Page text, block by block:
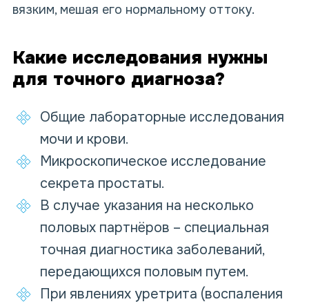
вязким, мешая его нормальному оттоку.
Какие исследования нужны
для точного диагноза?
Общие лабораторные исследования
мочи и крови.
Микроскопическое исследование
секрета простаты.
В случае указания на несколько
половых партнёров – специальная
точная диагностика заболеваний,
передающихся половым путем.
При явлениях уретрита (воспаления